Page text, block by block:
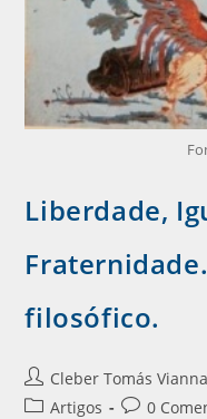
Liberdade,
filosófico.
Cleber Tomás Vianna
Artigos
0